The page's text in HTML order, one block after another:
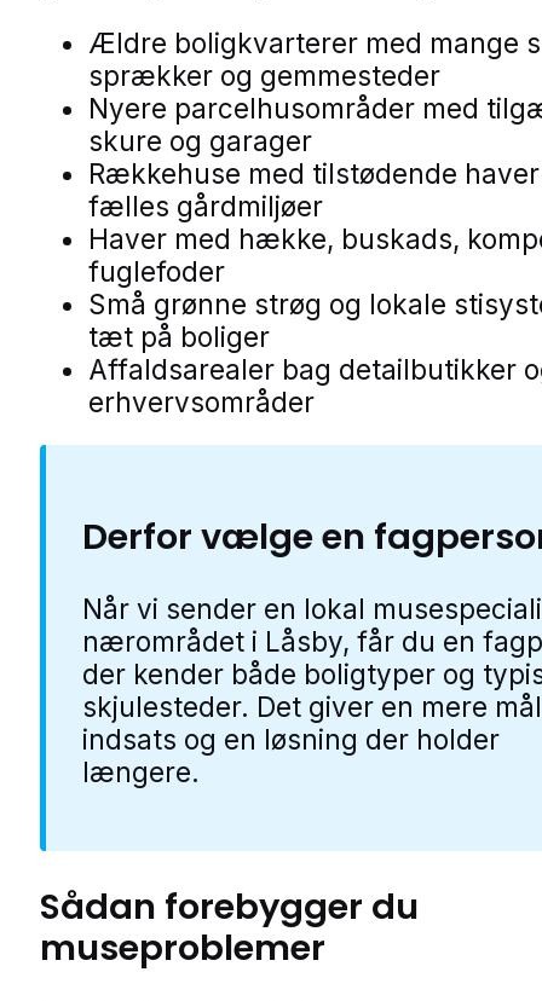
Ældre boligkvarterer med mange
sprækker og gemmesteder
Nyere parcelhusområder med
skure og garager
Rækkehuse med tilstødende
fælles gårdmiljøer
Haver med hække, buskads,
fuglefoder
Små grønne strøg og lokale
tæt på boliger
Affaldsarealer bag detailbutikker
erhvervsområder
Derfor vælge en
Når vi sender en lokal
nærområdet i Låsby, får du en
der kender både boligtyper og
skjulesteder. Det giver en mere
indsats og en løsning der holder
længere.
Sådan forebygger du
museproblemer